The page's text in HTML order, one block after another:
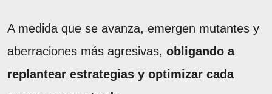
A medida que se avanza, emergen mutantes y
aberraciones más agresivas, obligando a
replantear estrategias y optimizar cada